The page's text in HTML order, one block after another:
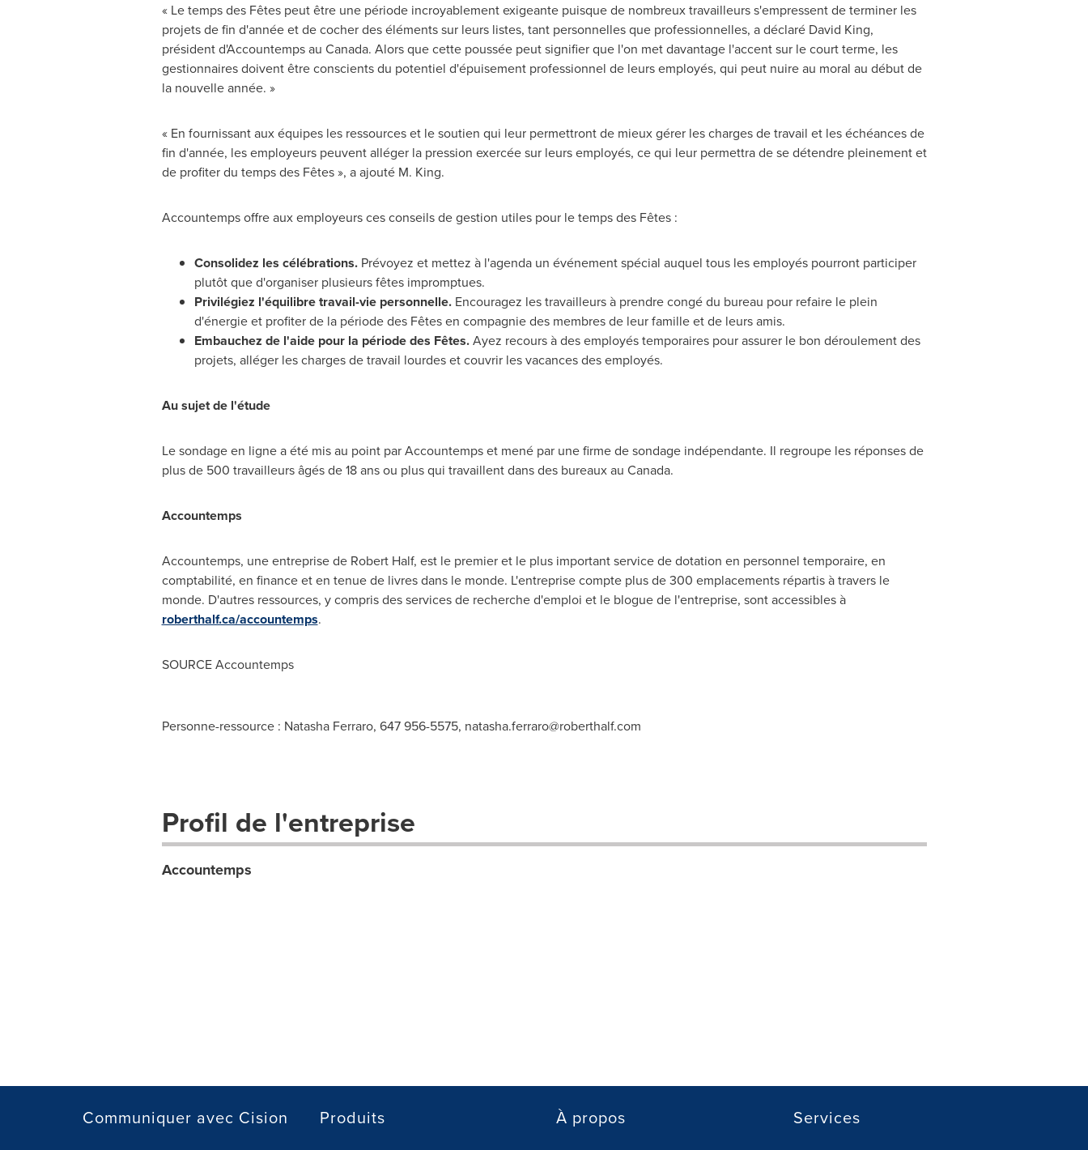
« Le temps des Fêtes peut être une période incroyablement exigeante puisque de nombreux travailleurs s'empressent de terminer les
projets de fin d'année et de cocher des éléments sur leurs listes, tant personnelles que professionnelles, a déclaré David King,
président d'Accountemps au Canada. Alors que cette poussée peut signifier que l'on met davantage l'accent sur le court terme, les
gestionnaires doivent être conscients du potentiel d'épuisement professionnel de leurs employés, qui peut nuire au moral au début de
la nouvelle année. »
« En fournissant aux équipes les ressources et le soutien qui leur permettront de mieux gérer les charges de travail et les échéances de
fin d'année, les employeurs peuvent alléger la pression exercée sur leurs employés, ce qui leur permettra de se détendre pleinement et
de profiter du temps des Fêtes », a ajouté M. King.
Accountemps offre aux employeurs ces conseils de gestion utiles pour le temps des Fêtes :
Consolidez les célébrations.Prévoyez et mettez à l'agenda un événement spécial auquel tous les employés pourront participer
plutôt que d'organiser plusieurs fêtes impromptues.
Privilégiez l'équilibre travail-vie personnelle.Encouragez les travailleurs à prendre congé du bureau pour refaire le plein
d'énergie et profiter de la période des Fêtes en compagnie des membres de leur famille et de leurs amis.
Embauchez de l'aide pour la période des Fêtes.Ayez recours à des employés temporaires pour assurer le bon déroulement des
projets, alléger les charges de travail lourdes et couvrir les vacances des employés.
Au sujet de l'étude
Le sondage en ligne a été mis au point par Accountemps et mené par une firme de sondage indépendante. Il regroupe les réponses de
plus de 500 travailleurs âgés de 18 ans ou plus qui travaillent dans des bureaux au Canada.
Accountemps
Accountemps, une entreprise de Robert Half, est le premier et le plus important service de dotation en personnel temporaire, en
comptabilité, en finance et en tenue de livres dans le monde. L'entreprise compte plus de 300 emplacements répartis à travers le
monde. D'autres ressources, y compris des services de recherche d'emploi et le blogue de l'entreprise, sont accessibles à
roberthalf.ca/accountemps.
SOURCE Accountemps
Personne-ressource : Natasha Ferraro, 647 956-5575, natasha.ferraro@roberthalf.com
Profil de l'entreprise
Accountemps
Communiquer avec Cision Produits À propos Services